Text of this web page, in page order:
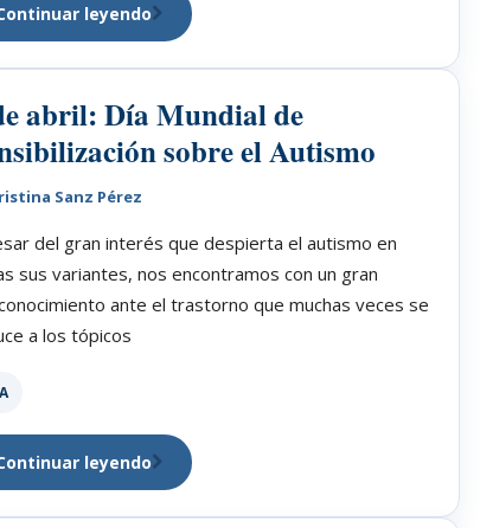
leyendo
abril: Día Mundial de
sobre el Autismo
Sanz Pérez
del gran interés que despierta el autismo en
sus variantes, nos encontramos con un gran
ante el trastorno que muchas veces se
a los tópicos
leyendo